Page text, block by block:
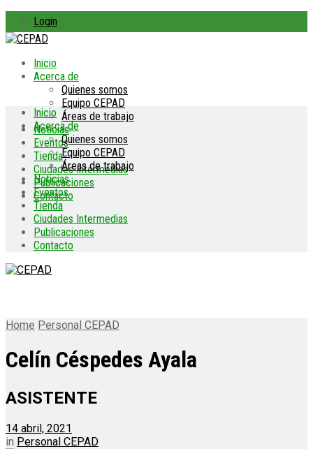
Login
Inicio
Acerca de
Quienes somos
Equipo CEPAD
Áreas de trabajo
Noticias
Eventos
Tienda
Ciudades Intermedias
Publicaciones
Contacto
Inicio
Acerca de
Quienes somos
Equipo CEPAD
Áreas de trabajo
Noticias
Eventos
Tienda
Ciudades Intermedias
Publicaciones
Contacto
Home Personal CEPAD
Celín Céspedes Ayala
ASISTENTE
14 abril, 2021
in Personal CEPAD